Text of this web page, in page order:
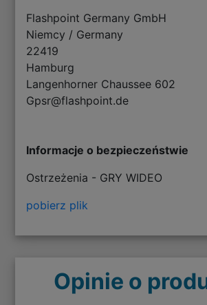
Flashpoint Germany GmbH
Niemcy / Germany
22419
Hamburg
Langenhorner Chaussee 602
Gpsr@flashpoint.de
Informacje o bezpieczeństwie
Ostrzeżenia - GRY WIDEO
pobierz plik
Opinie o